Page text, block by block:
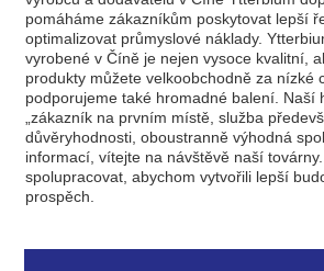
pomáháme zákazníkům poskytovat lepší
optimalizovat průmyslové náklady.
vyrobené v Číně je nejen vysoce kvalitní,
produkty můžete velkoobchodně za nízké
podporujeme také hromadné balení. Naší
„zákazník na prvním místě, služba
důvěryhodnosti, oboustranně výhodná
informací, vítejte na návštěvě naší
spolupracovat, abychom vytvořili lepší
prospěch.